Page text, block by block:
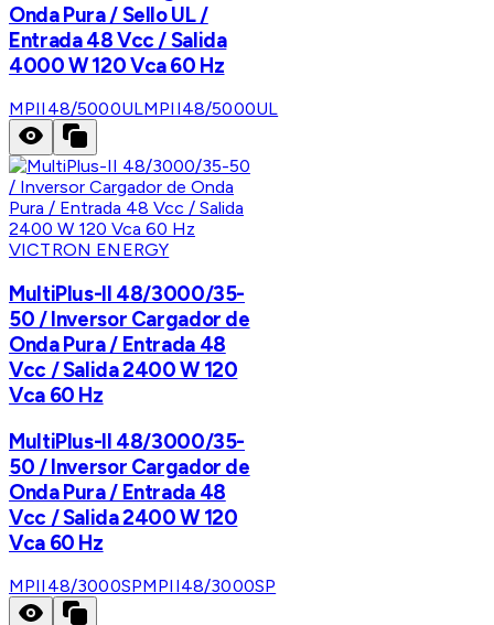
Onda Pura / Sello UL /
Entrada 48 Vcc / Salida
4000 W 120 Vca 60 Hz
MPII48/5000ULMPII48/5000UL
VICTRON ENERGY
MultiPlus-II 48/3000/35-
50 / Inversor Cargador de
Onda Pura / Entrada 48
Vcc / Salida 2400 W 120
Vca 60 Hz
MultiPlus-II 48/3000/35-
50 / Inversor Cargador de
Onda Pura / Entrada 48
Vcc / Salida 2400 W 120
Vca 60 Hz
MPII48/3000SPMPII48/3000SP